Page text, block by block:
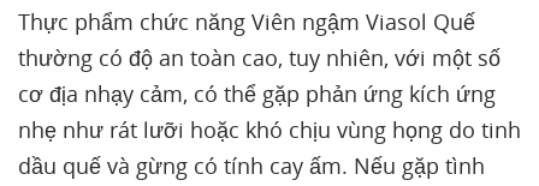
Thực phẩm chức năng Viên ngậm Viasol Quế
thường có độ an toàn cao, tuy nhiên, với một số
cơ địa nhạy cảm, có thể gặp phản ứng kích ứng
nhẹ như rát lưỡi hoặc khó chịu vùng họng do tinh
dầu quế và gừng có tính cay ấm. Nếu gặp tình